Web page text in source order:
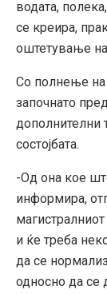
водата,
се креира,
оштетување
Со полнење на
започнато
дополнителни
состојбата.
-Од она кое
информира,
и ќе треба
да се
односно да се